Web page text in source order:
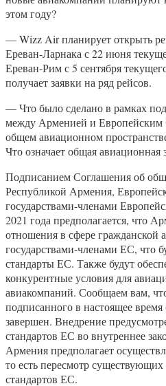
этом году?
— Wizz Air планирует открыть
Ереван-Ларнака с 22 июня
Ереван-Рим с 5 сентября
получает заявки на ряд рейсов.
— Что было сделано в рамках
между Арменией и
общем авиационном
Что означает общая авиационная
Подписанием Соглашения об
Республикой Армения,
государствами-членами
2021 года предполагается, что
отношения в сфере гражданской
государствами-членами ЕС, что
стандарты ЕС. Также будут
конкурентные условия для
авиакомпаний. Сообщаем вам,
подписанного в настоящее
завершен. Внедрение
стандартов ЕС во внутреннее
Армения предполагает
то есть пересмотр
стандартов ЕС.